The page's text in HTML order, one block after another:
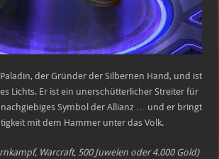
der Gründer der Silbernen Hand, und ist
Lichts. Er ist ein unerschütterlicher Streiter für
Symbol der Allianz … und er bringt
mit dem Hammer unter das Volk.
Warcraft, 500 Juwelen oder 4.000 Gold)